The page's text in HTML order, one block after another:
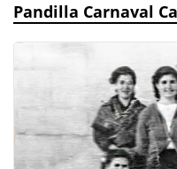
Pandilla Carnaval